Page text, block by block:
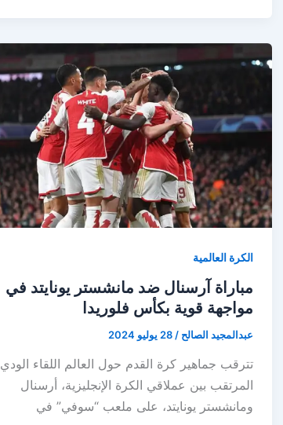
يونايتد
وساوثهامبتون
وملخص
أهداف
المباراة
في
الدوري
الإنجليزي
اليوم
2024
الكرة العالمية
مباراة آرسنال ضد مانشستر يونايتد في
مواجهة قوية بكأس فلوريدا
عبدالمجيد الصالح / 28 يوليو 2024
تترقب جماهير كرة القدم حول العالم اللقاء الودي
المرتقب بين عملاقي الكرة الإنجليزية، أرسنال
ومانشستر يونايتد، على ملعب “سوفي” في